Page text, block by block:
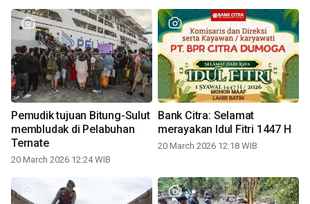
Pemudik tujuan Bitung-Sulut
membludak di Pelabuhan
Ternate
20 March 2026 12:24 WIB
Bank Citra: Selamat
merayakan Idul Fitri 1447 H
20 March 2026 12:18 WIB